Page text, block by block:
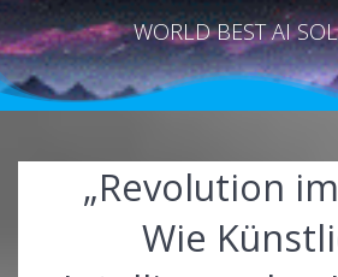
WORLD BEST AI
„Revolution
Wie